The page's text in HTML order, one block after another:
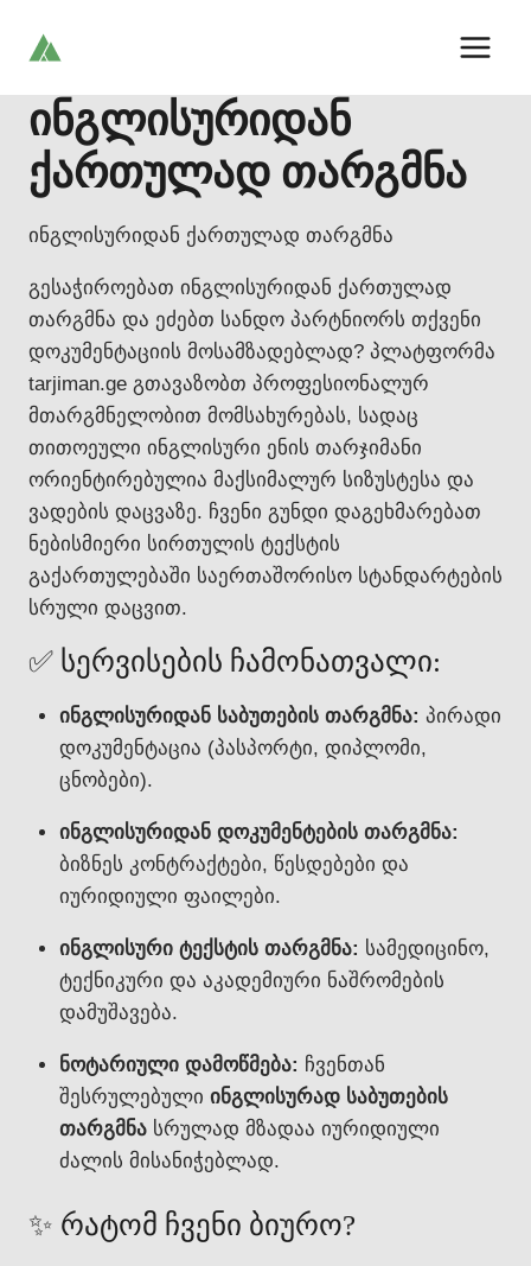
ინგლისურიდან
ქართულად თარგმნა
ინგლისურიდან ქართულად თარგმნა
გესაჭიროებათ ინგლისურიდან ქართულად
თარგმნა და ეძებთ სანდო პარტნიორს თქვენი
დოკუმენტაციის მოსამზადებლად? პლატფორმა
tarjiman.ge გთავაზობთ პროფესიონალურ
მთარგმნელობით მომსახურებას, სადაც
თითოეული ინგლისური ენის თარჯიმანი
ორიენტირებულია მაქსიმალურ სიზუსტესა და
ვადების დაცვაზე. ჩვენი გუნდი დაგეხმარებათ
ნებისმიერი სირთულის ტექსტის
გაქართულებაში საერთაშორისო სტანდარტების
სრული დაცვით.
✅ სერვისების ჩამონათვალი:
ინგლისურიდან საბუთების თარგმნა: პირადი
დოკუმენტაცია (პასპორტი, დიპლომი,
ცნობები).
ინგლისურიდან დოკუმენტების თარგმნა:
ბიზნეს კონტრაქტები, წესდებები და
იურიდიული ფაილები.
ინგლისური ტექსტის თარგმნა: სამედიცინო,
ტექნიკური და აკადემიური ნაშრომების
დამუშავება.
ნოტარიული დამოწმება: ჩვენთან
შესრულებული ინგლისურად საბუთების
თარგმნასრულად მზადაა იურიდიული
ძალის მისანიჭებლად.
✨ რატომ ჩვენი ბიურო?